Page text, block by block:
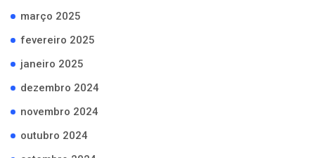
março 2025
fevereiro 2025
janeiro 2025
dezembro 2024
novembro 2024
outubro 2024